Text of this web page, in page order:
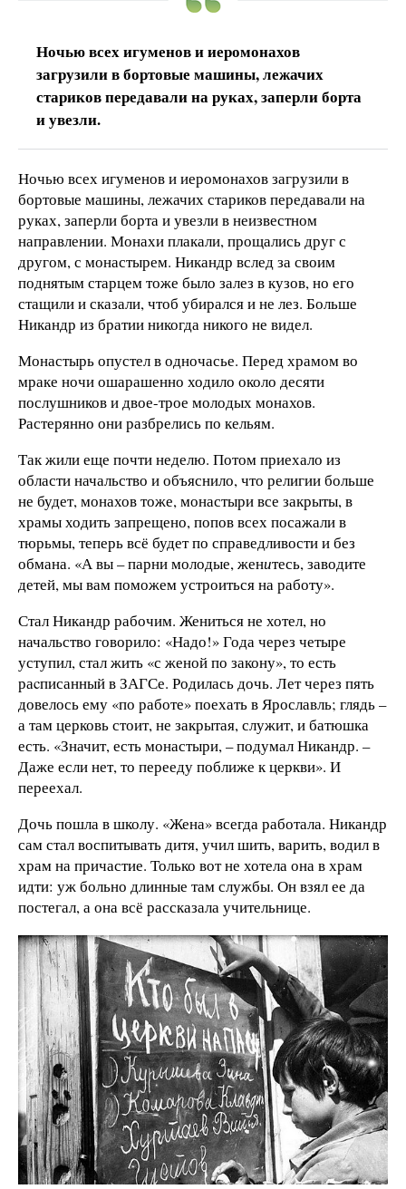
Ночью всех игуменов и иеромонахов
загрузили в бортовые машины, лежачих
стариков передавали на руках, заперли борта
и увезли.
Ночью всех игуменов и иеромонахов загрузили в
бортовые машины, лежачих стариков передавали на
руках, заперли борта и увезли в неизвестном
направлении. Монахи плакали, прощались друг с
другом, с монастырем. Никандр вслед за своим
поднятым старцем тоже было залез в кузов, но его
стащили и сказали, чтоб убирался и не лез. Больше
Никандр из братии никогда никого не видел.
Монастырь опустел в одночасье. Перед храмом во
мраке ночи ошарашенно ходило около десяти
послушников и двое-трое молодых монахов.
Растерянно они разбрелись по кельям.
Так жили еще почти неделю. Потом приехало из
области начальство и объяснило, что религии больше
не будет, монахов тоже, монастыри все закрыты, в
храмы ходить запрещено, попов всех посажали в
тюрьмы, теперь всё будет по справедливости и без
обмана. «А вы – парни молодые, женитесь, заводите
детей, мы вам поможем устроиться на работу».
Стал Никандр рабочим. Жениться не хотел, но
начальство говорило: «Надо!» Года через четыре
уступил, стал жить «с женой по закону», то есть
раcписанный в ЗАГСе. Родилась дочь. Лет через пять
довелось ему «по работе» поехать в Ярославль; глядь –
а там церковь стоит, не закрытая, служит, и батюшка
есть. «Значит, есть монастыри, – подумал Никандр. –
Даже если нет, то перееду поближе к церкви». И
переехал.
Дочь пошла в школу. «Жена» всегда работала. Никандр
сам стал воспитывать дитя, учил шить, варить, водил в
храм на причастие. Только вот не хотела она в храм
идти: уж больно длинные там службы. Он взял ее да
постегал, а она всё рассказала учительнице.